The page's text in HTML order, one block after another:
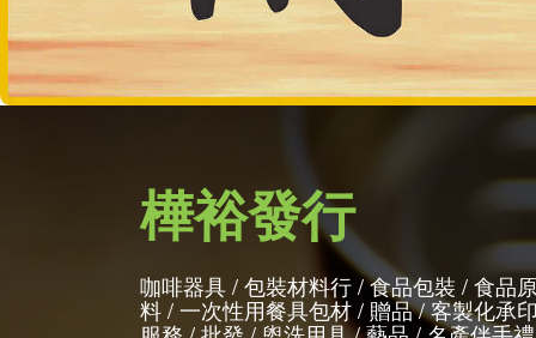
樺裕發行
咖啡器具 / 包裝材料行 / 食品包裝 / 食品
料 / 一次性用餐具包材 / 贈品 / 客製化承